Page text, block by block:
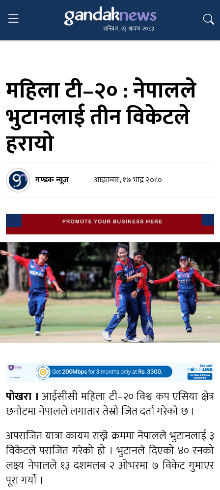
शनिबार, २३ श्रावण २०८३
महिला टी–२० : नेपालले
भुटानलाई तीन विकेटले
हरायो
गण्डक न्यूज आइतबार, १७ भाद्र २०८०
पोखरा । आईसीसी महिला टी–२० विश्व कप एसिया क्षेत्र
छनोटमा नेपालले लगातार तेस्रो जित दर्ता गरेको छ ।
अपराजित यात्रा कायम राख्ने क्रममा नेपालले भुटानलाई ३
विकेटले पराजित गरेको हो । भुटानले दिएको ४० रनको
लक्ष्य नेपालले १३ दशमलब २ ओभरमा ७ विकेट गुमाएर
पूरा गर्यो ।